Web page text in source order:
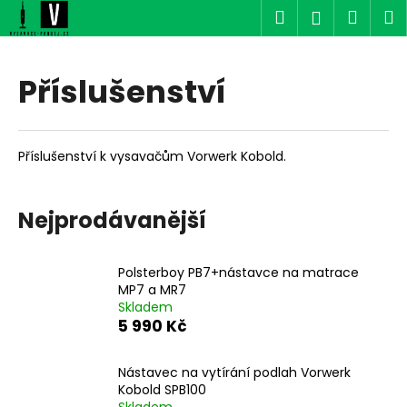
Přejít
obsah
Hledat
Příslušenství
Příslušenství k vysavačům Vorwerk Kobold.
Nejprodávanější
Polsterboy PB7+nástavce na matrace
MP7 a MR7
Skladem
5 990 Kč
Nástavec na vytírání podlah Vorwerk
Kobold SPB100
o
C
o
p
o
ř